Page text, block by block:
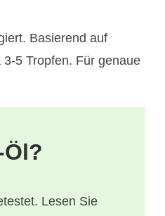
Basierend auf
5 Tropfen. Für genaue
Lesen Sie